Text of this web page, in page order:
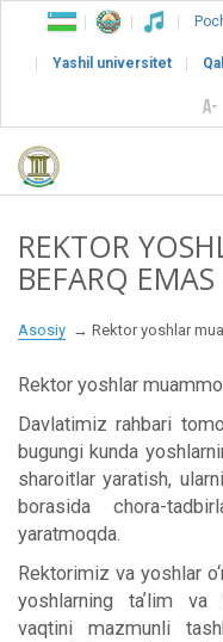
Yashil universitet
REKTOR
BEFARQ EMAS
Asosiy Rektor yoshlar
Rektor yoshlar
Davlatimiz rahbari
bugungi kunda
sharoitlar yaratish,
borasida chora-
yaratmoqda.
Rektorimiz va yoshlar
yoshlarning taʼlim va
vaqtini mazmunli